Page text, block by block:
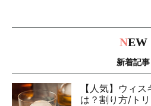
NEW
新着記事
【人気】ウィ
は？割り方/ト